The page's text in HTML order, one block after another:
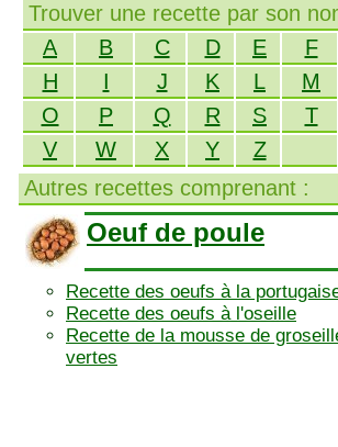
Trouver une recette par son
A
B C D E F
H
I J K L M
O
P Q R S T
V
W X Y
Z
Autres recettes comprenant :
Oeuf de poule
Recette des oeufs à la
Recette des oeufs à l'oseille
Recette de la mousse de
vertes